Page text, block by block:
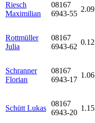
Riesch
Maximilian
08167
6943-55
2.09
Rottmüller
Julia
08167
6943-62
0.12
Schranner
Florian
08167
6943-17
1.06
Schütt Lukas
08167
6943-20
1.15